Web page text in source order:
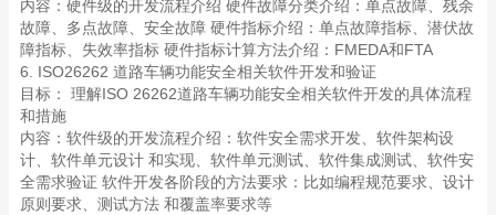
内容：硬件级的开发流程介绍 硬件故障分类介绍：单点故障、残余
故障、多点故障、安全故障 硬件指标介绍：单点故障指标、潜伏故
障指标、失效率指标 硬件指标计算方法介绍：FMEDA和FTA
6. ISO26262 道路车辆功能安全相关软件开发和验证
目标： 理解ISO 26262道路车辆功能安全相关软件开发的具体流程
和措施
内容：软件级的开发流程介绍：软件安全需求开发、软件架构设
计、软件单元设计 和实现、软件单元测试、软件集成测试、软件安
全需求验证 软件开发各阶段的方法要求：比如编程规范要求、设计
原则要求、测试方法 和覆盖率要求等